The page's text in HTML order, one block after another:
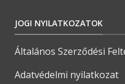
JOGI NYILATKOZATOK
Általános Szerződési
Adatvédelmi nyilatkozat